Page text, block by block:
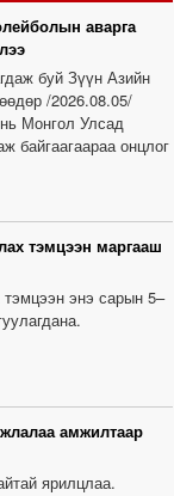
аварга
буй Зүүн Азийн
/2026.08.05/
Монгол Улсад
байгаагаараа онцлог
тэмцээн маргааш
энэ сарын 5–
амжилтаар
ярилцлаа.